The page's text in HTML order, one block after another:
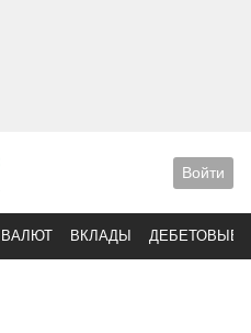
Войти
ВКЛАДЫ ДЕБЕТОВЫЕ